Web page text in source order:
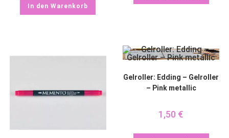
In den Warenkorb
Gelroller: Edding – Gelroller
– Pink metallic
1,50 €